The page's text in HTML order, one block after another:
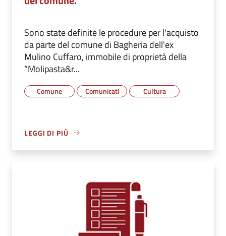
Sono state definite le procedure per l'acquisto
da parte del comune di Bagheria dell'ex
Mulino Cuffaro, immobile di proprietà della
“Molipasta&r...
Comune Comunicati Cultura
LEGGI DI PIÙ